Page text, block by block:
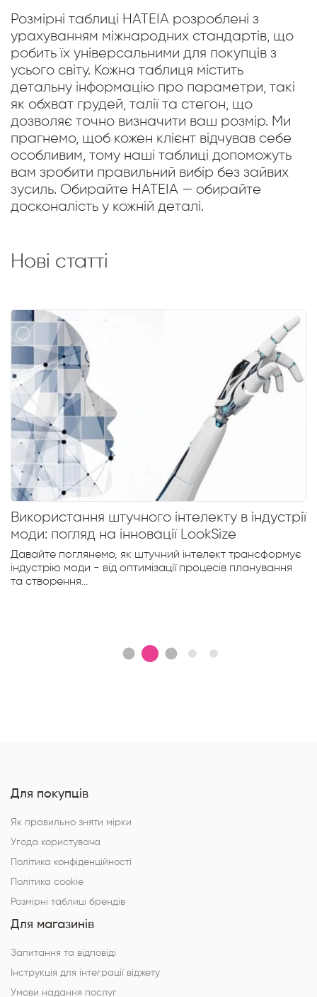
Розмірні таблиці HATEIA розроблені з
урахуванням міжнародних стандартів, що
робить їх універсальними для покупців з
усього світу. Кожна таблиця містить
детальну інформацію про параметри, такі
як обхват грудей, талії та стегон, що
дозволяє точно визначити ваш розмір. Ми
прагнемо, щоб кожен клієнт відчував себе
особливим, тому наші таблиці допоможуть
вам зробити правильний вибір без зайвих
зусиль. Обирайте HATEIA — обирайте
досконалість у кожній деталі.
Нові статті
Використання штучного інтелекту в індустрії
моди: погляд на інновації LookSize
Давайте поглянемо, як штучний інтелект трансформує
індустрію моди - від оптимізації процесів планування
та створення...
Для покупців
Як правильно зняти мірки
Угода користувача
Політика конфіденційності
Політика cookie
Розмірні таблиці брендів
Для магазинів
Запитання та відповіді
Інструкція для інтеграції віджету
Умови надання послуг